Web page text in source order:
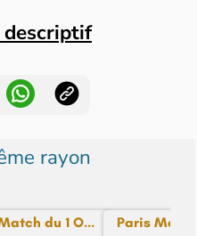
rayon
du 1 O... Paris